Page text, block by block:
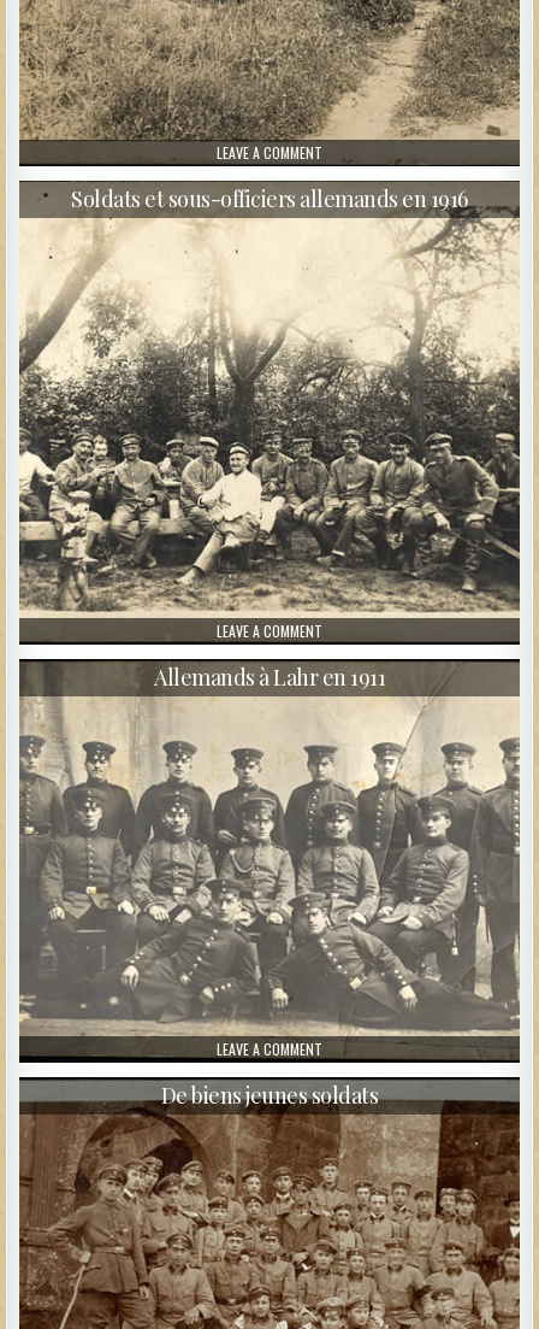
LEAVE A COMMENT
LEAVE A COMMENT
Soldats et sous-officiers allemands en 1916
LEAVE A COMMENT ON ALLEMANDS À LAHR EN 1911
Allemands à Lahr en 1911
De biens jeunes soldats